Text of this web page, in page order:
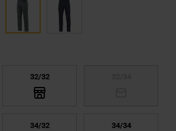
32/32
34/32
34/34